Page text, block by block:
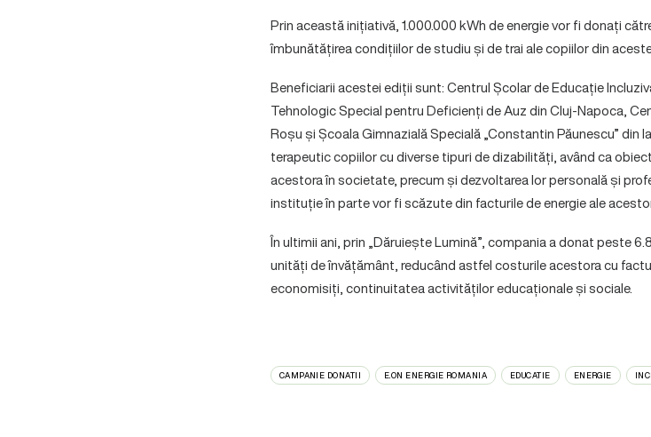
Prin această inițiativă, 1.000.000 kWh de energie vor fi donați
îmbunătățirea condițiilor de studiu și de trai ale copiilor din
Beneficiarii acestei ediții sunt: Centrul Școlar de Educație
Tehnologic Special pentru Deficienți de Auz din Cluj-Napoca,
Roșu și Școala Gimnazială Specială „Constantin Păunescu”
terapeutic copiilor cu diverse tipuri de dizabilități, având ca
acestora în societate, precum și dezvoltarea lor personală și
instituție în parte vor fi scăzute din facturile de energie ale
În ultimii ani, prin „Dăruiește Lumină”, compania a donat peste
unități de învățământ, reducând astfel costurile acestora cu
economisiți, continuitatea activităților educaționale și sociale.
CAMPANIE DONATII E.ON ENERGIE ROMANIA EDUCATIE ENERGIE